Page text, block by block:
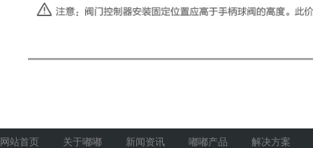
网站首页 关于嘟嘟 新闻资讯 嘟嘟产品 解决方案